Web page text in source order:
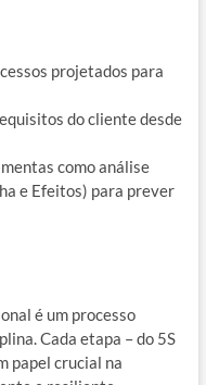
projetados para
do cliente desde
como análise
e Efeitos) para prever
é um processo
Cada etapa – do 5S
papel crucial na